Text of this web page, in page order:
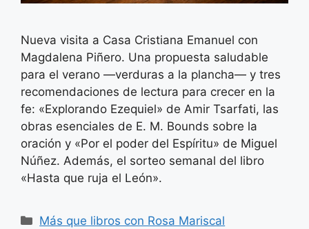
Nueva visita a Casa Cristiana Emanuel con
Magdalena Piñero. Una propuesta saludable
para el verano —verduras a la plancha— y tres
recomendaciones de lectura para crecer en la
fe: «Explorando Ezequiel» de Amir Tsarfati, las
obras esenciales de E. M. Bounds sobre la
oración y «Por el poder del Espíritu» de Miguel
Núñez. Además, el sorteo semanal del libro
«Hasta que ruja el León».
Categorías
Más que libros con Rosa Mariscal